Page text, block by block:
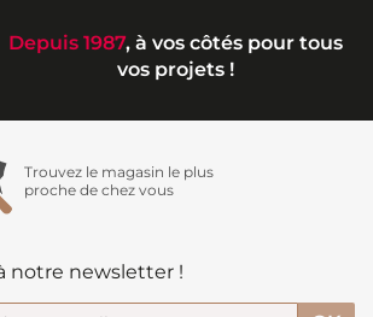
Depuis 1987, à vos côtés pour tous
vos projets !
Trouvez le magasin le plus
proche de chez vous
notre newsletter !